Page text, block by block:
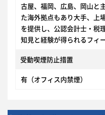
古屋、福岡、広島、岡山と
た海外拠点もあり大手、上
を提供し、公認会計士・税
知見と経験が得られるフィ
受動喫煙防止措置
有（オフィス内禁煙）